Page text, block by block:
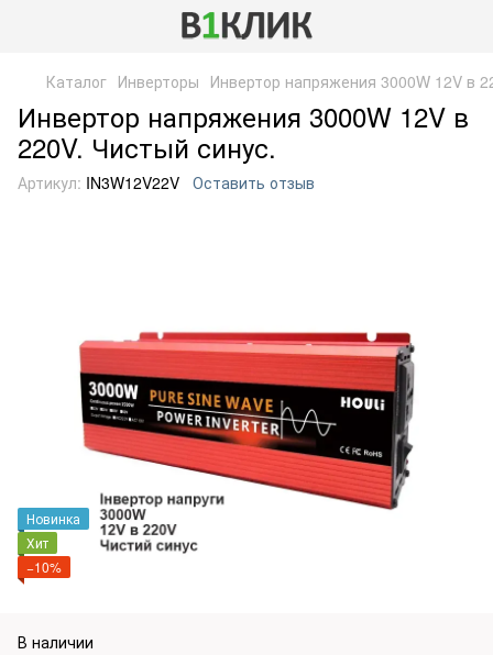
Каталог Инверторы Инвертор напряжения 3000W 12V в
Инвертор напряжения 3000W 12V в
220V. Чистый синус.
Артикул: IN3W12V22V Оставить отзыв
Новинка
Хит
−10%
В наличии